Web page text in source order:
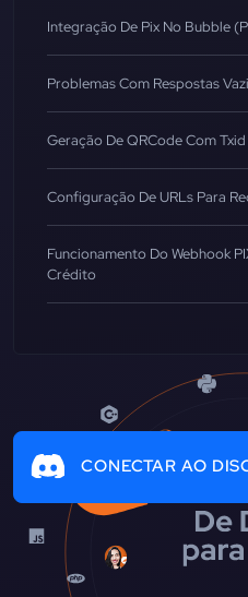
Integração De Pix No Bubble
Problemas Com Respostas
Geração De QRCode Com
Configuração De URLs Para
Funcionamento Do Webhook
Crédito
CONECTAR AO